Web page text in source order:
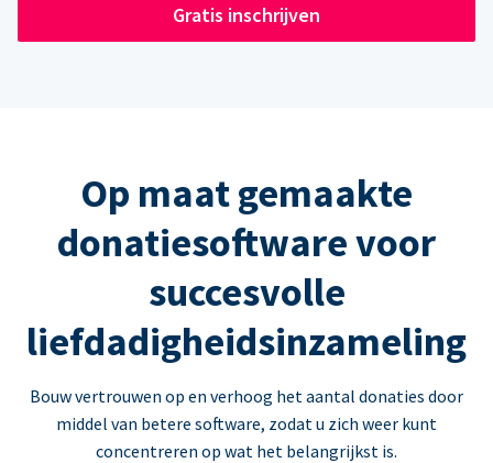
Gratis inschrijven
Op maat gemaakte
donatiesoftware voor
succesvolle
liefdadigheidsinzameling
Bouw vertrouwen op en verhoog het aantal donaties door
middel van betere software, zodat u zich weer kunt
concentreren op wat het belangrijkst is.